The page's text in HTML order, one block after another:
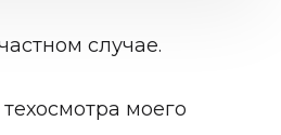
случае.
моего